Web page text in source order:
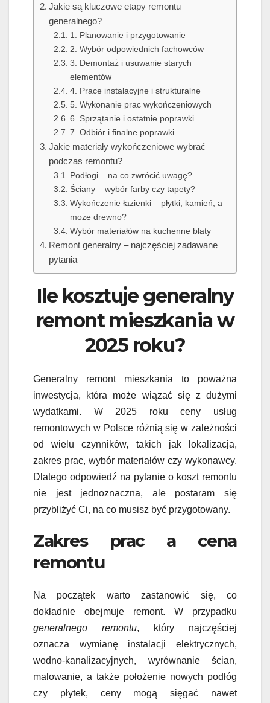
Jakie są kluczowe etapy remontu
generalnego?
1. Planowanie i przygotowanie
2. Wybór odpowiednich fachowców
3. Demontaż i usuwanie starych
elementów
4. Prace instalacyjne i strukturalne
5. Wykonanie prac wykończeniowych
6. Sprzątanie i ostatnie poprawki
7. Odbiór i finalne poprawki
Jakie materiały wykończeniowe wybrać
podczas remontu?
Podłogi – na co zwrócić uwagę?
Ściany – wybór farby czy tapety?
Wykończenie łazienki – płytki, kamień, a
może drewno?
Wybór materiałów na kuchenne blaty
Remont generalny – najczęściej zadawane
pytania
Ile kosztuje generalny
remont mieszkania w
2025 roku?
Generalny remont mieszkania to poważna
inwestycja, która może wiązać się z dużymi
wydatkami. W 2025 roku ceny usług
remontowych w Polsce różnią się w zależności
od wielu czynników, takich jak lokalizacja,
zakres prac, wybór materiałów czy wykonawcy.
Dlatego odpowiedź na pytanie o koszt remontu
nie jest jednoznaczna, ale postaram się
przybliżyć Ci, na co musisz być przygotowany.
Zakres prac a cena
remontu
Na początek warto zastanowić się, co
dokładnie obejmuje remont. W przypadku
generalnego remontu, który najczęściej
oznacza wymianę instalacji elektrycznych,
wodno-kanalizacyjnych, wyrównanie ścian,
malowanie, a także położenie nowych podłóg
czy płytek, ceny mogą sięgać nawet